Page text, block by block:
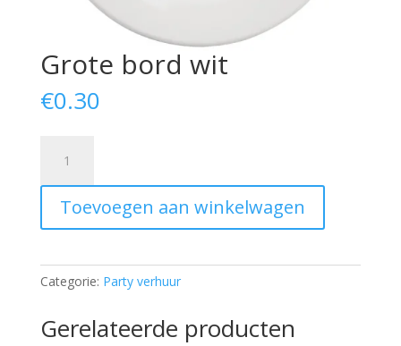
Grote bord wit
€0.30
wit
aantalToevoegen aan winkelwagen
Categorie: Party verhuur
Gerelateerde producten